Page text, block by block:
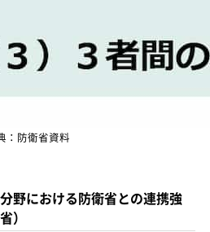
：防衛省資料
野における防衛省との連携強
）